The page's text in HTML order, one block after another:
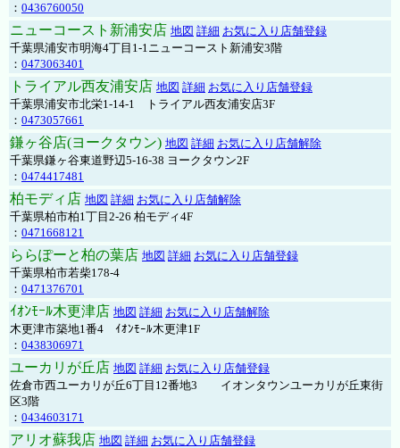
： 0436760050
ニューコースト新浦安店 地図 詳細 お気に入り店舗登録
千葉県浦安市明海4丁目1-1ニューコースト新浦安3階
： 0473063401
トライアル西友浦安店 地図 詳細 お気に入り店舗登録
千葉県浦安市北栄1-14-1 トライアル西友浦安店3F
： 0473057661
鎌ヶ谷店(ヨークタウン) 地図 詳細 お気に入り店舗解除
千葉県鎌ヶ谷東道野辺5-16-38 ヨークタウン2F
： 0474417481
柏モディ店 地図 詳細 お気に入り店舗解除
千葉県柏市柏1丁目2-26 柏モディ4F
： 0471668121
ららぽーと柏の葉店 地図 詳細 お気に入り店舗登録
千葉県柏市若柴178-4
： 0471376701
ｲｵﾝﾓｰﾙ木更津店 地図 詳細 お気に入り店舗解除
木更津市築地1番4 ｲｵﾝﾓｰﾙ木更津1F
： 0438306971
ユーカリが丘店 地図 詳細 お気に入り店舗登録
佐倉市西ユーカリが丘6丁目12番地3 イオンタウンユーカリが丘東街
区3階
： 0434603171
アリオ蘇我店 地図 詳細 お気に入り店舗登録